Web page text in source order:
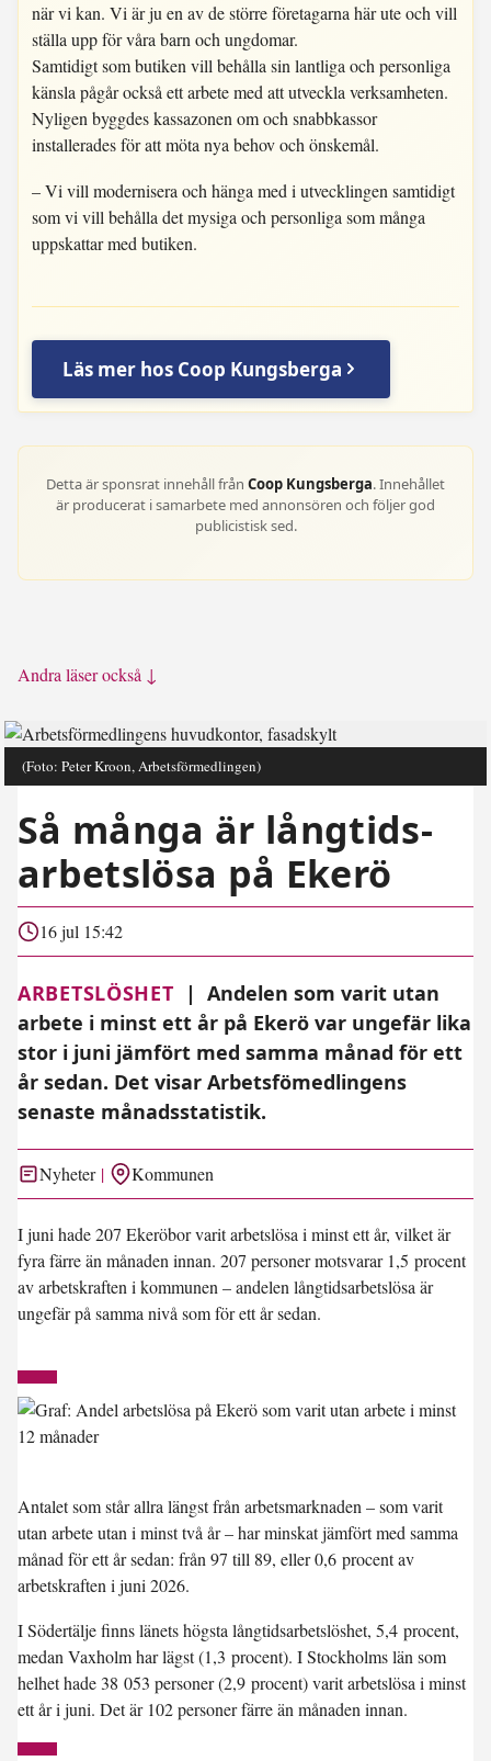
när vi kan. Vi är ju en av de större företagarna här ute och vill
ställa upp för våra barn och ungdomar.
Samtidigt som butiken vill behålla sin lantliga och personliga
känsla pågår också ett arbete med att utveckla verksamheten.
Nyligen byggdes kassazonen om och snabbkassor
installerades för att möta nya behov och önskemål.
– Vi vill modernisera och hänga med i utvecklingen samtidigt
som vi vill behålla det mysiga och personliga som många
uppskattar med butiken.
Läs mer hos Coop Kungsberga
Detta är sponsrat innehåll från Coop Kungsberga. Innehållet
är producerat i samarbete med annonsören och följer god
publicistisk sed.
Andra läser också ↓
(Foto: Peter Kroon, Arbetsförmedlingen)
Så många är långtids­
arbetslösa på Ekerö
16 jul 15:42
ARBETSLÖSHET |
Andelen som varit utan
arbete i minst ett år på Ekerö var ungefär lika
stor i juni jämfört med samma månad för ett
år sedan. Det visar Arbetsfömedlingens
senaste månadsstatistik.
Nyheter Kommunen
I juni hade 207 Ekeröbor varit arbetslösa i minst ett år, vilket är
fyra färre än månaden innan. 207 personer motsvarar 1,5 procent
av arbetskraften i kommunen – andelen långtidsarbetslösa är
ungefär på samma nivå som för ett år sedan.
Antalet som står allra längst från arbetsmarknaden – som varit
utan arbete utan i minst två år – har minskat jämfört med samma
månad för ett år sedan: från 97 till 89, eller 0,6 procent av
arbetskraften i juni 2026.
ISödertäljefinns länets högsta långtidsarbetslöshet, 5,4 procent,
medanVaxholmhar lägst (1,3 procent). I Stockholms län som
helhet hade 38 053 personer (2,9 procent) varit arbetslösa i minst
ett år i juni. Det är 102 personer färre än månaden innan.